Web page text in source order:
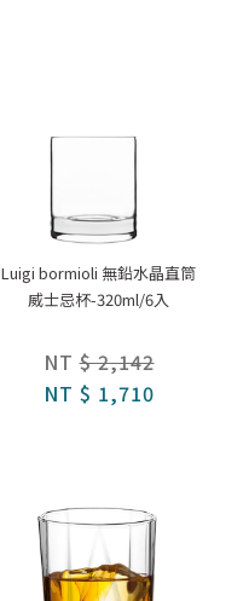
Luigi bormioli 無鉛水晶直筒
威士忌杯-320ml/6入
NT $ 2,142
NT $ 1,710